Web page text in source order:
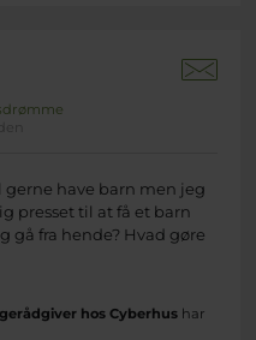
have barn men jeg
presset til at få et barn
gå fra hende? Hvad gøre
hos Cyberhushar